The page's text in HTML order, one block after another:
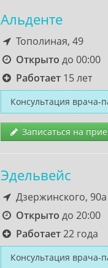
Альденте
Тополиная, 49
Открыто до 00:00
Работает15 лет
Консультация врача-
Записаться на
Эдельвейс
Дзержинского, 90а
Открыто до 20:00
Работает22 года
Консультация врача-